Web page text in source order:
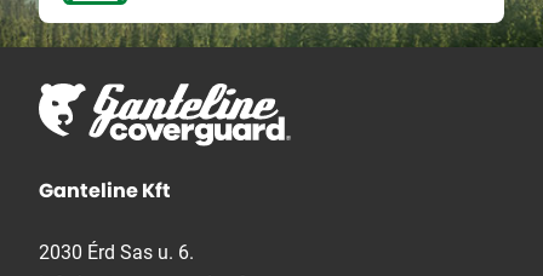
Ganteline Kft
2030 Érd Sas u. 6.